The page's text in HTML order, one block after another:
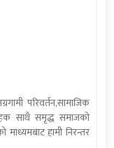
परिवर्तन,सामाजिक
साथै समृद्ध समाजको
हामी निरन्तर